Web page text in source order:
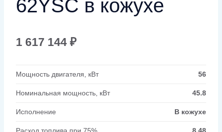
62YSC в кожухе
1 617 144 ₽
Мощность двигателя, кВт 56
Номинальная мощность, кВт 45.8
Исполнение В кожухе
Расход топлива при 75%
8.48